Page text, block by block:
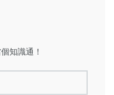
知識通！